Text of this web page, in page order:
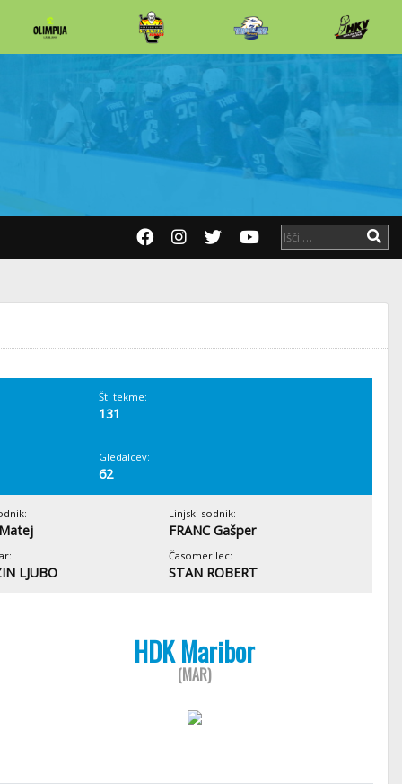
Št. tekme:
131
Gledalcev:
62
Linjski sodnik:
FRANC Gašper
LJUBO
Časomerilec:
STAN ROBERT
HDK Maribor
(MAR)